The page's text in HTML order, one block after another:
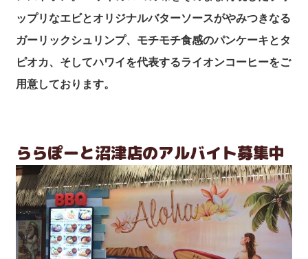
ップリなエビとオリジナルバターソースがやみつきなる
ガーリックシュリンプ、モチモチ食感のパンケーキとタ
ピオカ、そしてハワイを代表するライオンコーヒーをご
用意しております。
ららぽーと沼津店のアルバイト募集中